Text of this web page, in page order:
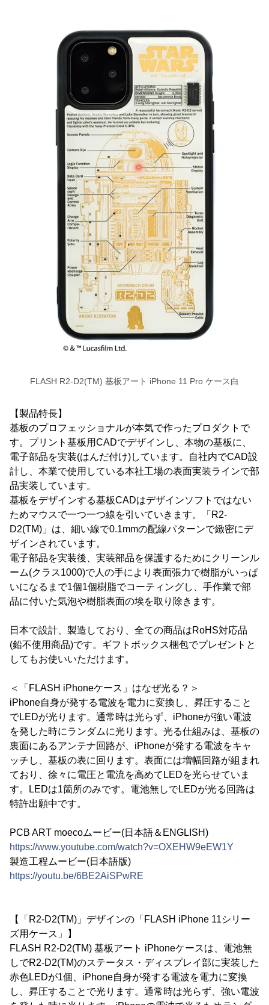
FLASH R2-D2(TM) 基板アート iPhone 11 Pro ケース白
【製品特長】
基板のプロフェッショナルが本気で作ったプロダクトで
す。プリント基板用CADでデザインし、本物の基板に、
電子部品を実装(はんだ付け)しています。自社内でCAD設
計し、本業で使用している本社工場の表面実装ラインで部
品実装しています。
基板をデザインする基板CADはデザインソフトではない
ためマウスで一つ一つ線を引いていきます。「R2-
D2(TM)」は、細い線で0.1mmの配線パターンで緻密にデ
ザインされています。
電子部品を実装後、実装部品を保護するためにクリーンル
ーム(クラス1000)で人の手により表面張力で樹脂がいっぱ
いになるまで1個1個樹脂でコーティングし、手作業で部
品に付いた気泡や樹脂表面の埃を取り除きます。
日本で設計、製造しており、全ての商品はRoHS対応品
(鉛不使用商品)です。ギフトボックス梱包でプレゼントと
してもお使いいただけます。
＜「FLASH iPhoneケース」はなぜ光る？＞
iPhone自身が発する電波を電力に変換し、昇圧すること
でLEDが光ります。通常時は光らず、iPhoneが強い電波
を発した時にランダムに光ります。光る仕組みは、基板の
裏面にあるアンテナ回路が、iPhoneが発する電波をキャ
ッチし、基板の表に回ります。表面には増幅回路が組まれ
ており、徐々に電圧と電流を高めてLEDを光らせていま
す。LEDは1箇所のみです。電池無しでLEDが光る回路は
特許出願中です。
PCB ART moecoムービー(日本語＆ENGLISH)
https://www.youtube.com/watch?v=OXEHW9eEW1Y
製造工程ムービー(日本語版)
https://youtu.be/6BE2AiSPwRE
【「R2-D2(TM)」デザインの「FLASH iPhone 11シリー
ズ用ケース」】
FLASH R2-D2(TM) 基板アート iPhoneケースは、電池無
しでR2-D2(TM)のステータス・ディスプレイ部に実装した
赤色LEDが1個、iPhone自身が発する電波を電力に変換
し、昇圧することで光ります。通常時は光らず、強い電波